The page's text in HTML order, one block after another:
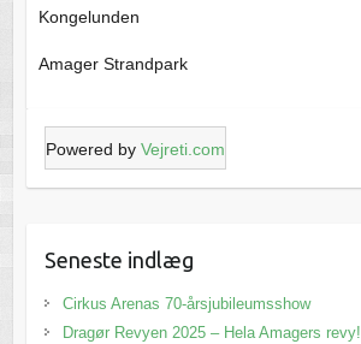
Kongelunden
Amager Strandpark
Powered by Vejreti.com
Seneste indlæg
Cirkus Arenas 70-årsjubileumsshow
Dragør Revyen 2025 – Hela Amagers revy!